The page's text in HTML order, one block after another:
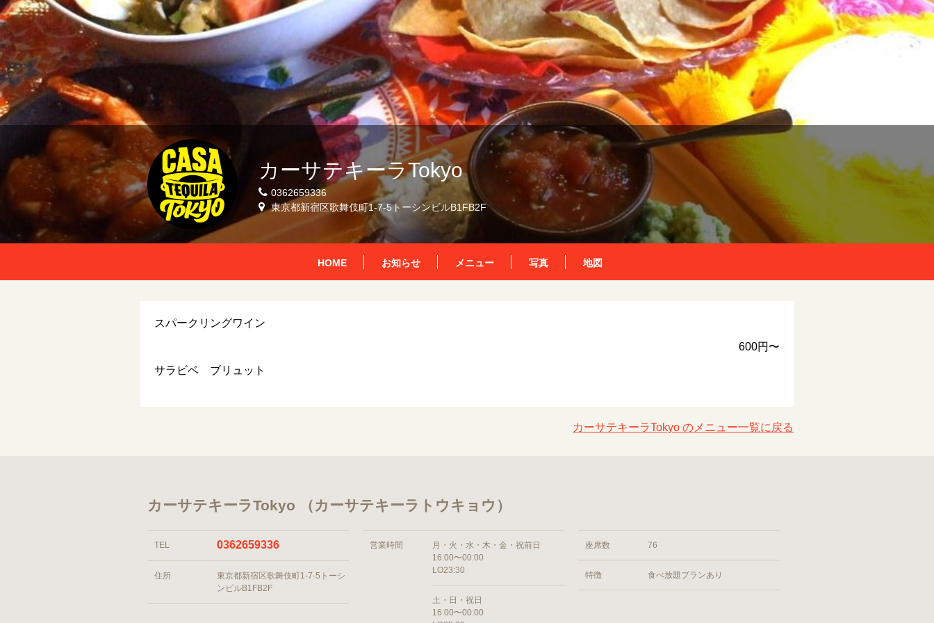
カーサテキーラTokyo
0362659336
東京都新宿区歌舞伎町1-7-5トーシンビルB1FB2F
HOME お知らせ メニュー 写真 地図
スパークリングワイン
600円〜
サラビベ ブリュット
カーサテキーラTokyo のメニュー一覧に戻る
カーサテキーラTokyo （カーサテキーラトウキョウ）
TEL 0362659336
住所
東京都新宿区歌舞伎町1-7-5トーシ
ンビルB1FB2F
営業時間
月・火・水・木・金・祝前日
16:00〜00:00
LO23:30
土・日・祝日
16:00〜00:00
座席数 76
特徴 食べ放題プランあり